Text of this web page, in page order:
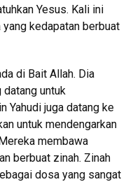
Yesus. Kali ini
kedapatan berbuat
di Bait Allah. Dia
datang untuk
Yahudi juga datang ke
untuk mendengarkan
membawa
berbuat zinah. Zinah
dosa yang sangat